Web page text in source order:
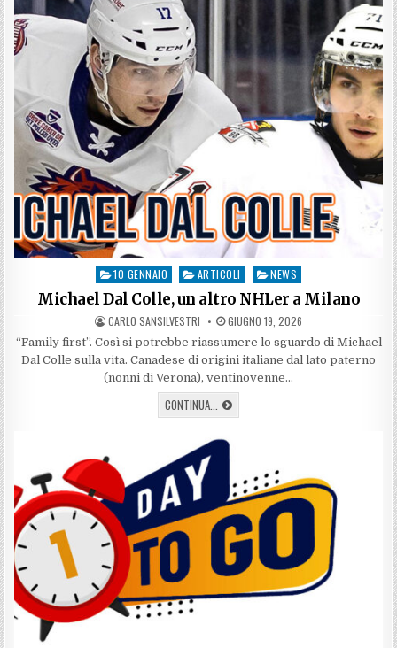
Posted
in
10 GENNAIO ARTICOLI NEWS
Michael Dal Colle, un altro NHLer a Milano
AUTHOR:
CARLO SANSILVESTRI PUBLISHED
DATE:
GIUGNO 19, 2026
“Family first”. Così si potrebbe riassumere lo sguardo di Michael
Dal Colle sulla vita. Canadese di origini italiane dal lato paterno
(nonni di Verona), ventinovenne…
CONTINUA... MICHAEL
DAL
UN
ALTRO
NHLER
MILANO